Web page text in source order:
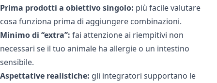
Prima prodotti a obiettivo singolo: più facile valutare
cosa funziona prima di aggiungere combinazioni.
Minimo di “extra”: fai attenzione ai riempitivi non
necessari se il tuo animale ha allergie o un intestino
sensibile.
Aspettative realistiche: gli integratori supportano le